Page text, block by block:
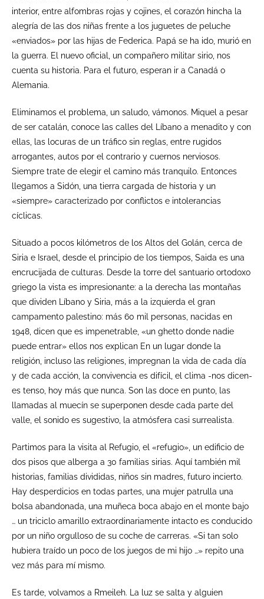
interior, entre alfombras rojas y cojines, el corazón hincha la
alegría de las dos niñas frente a los juguetes de peluche
«enviados» por las hijas de Federica. Papá se ha ido, murió en
la guerra. El nuevo oficial, un compañero militar sirio, nos
cuenta su historia. Para el futuro, esperan ir a Canadá o
Alemania.
Eliminamos el problema, un saludo, vámonos. Miquel a pesar
de ser catalán, conoce las calles del Líbano a menadito y con
ellas, las locuras de un tráfico sin reglas, entre rugidos
arrogantes, autos por el contrario y cuernos nerviosos.
Siempre trate de elegir el camino más tranquilo. Entonces
llegamos a Sidón, una tierra cargada de historia y un
«siempre» caracterizado por conflictos e intolerancias
cíclicas.
Situado a pocos kilómetros de los Altos del Golán, cerca de
Siria e Israel, desde el principio de los tiempos, Saida es una
encrucijada de culturas. Desde la torre del santuario ortodoxo
griego la vista es impresionante: a la derecha las montañas
que dividen Líbano y Siria, más a la izquierda el gran
campamento palestino: más 60 mil personas, nacidas en
1948, dicen que es impenetrable, «un ghetto donde nadie
puede entrar» ellos nos explican En un lugar donde la
religión, incluso las religiones, impregnan la vida de cada día
y de cada acción, la convivencia es difícil, el clima -nos dicen-
es tenso, hoy más que nunca. Son las doce en punto, las
llamadas al muecín se superponen desde cada parte del
valle, el sonido es sugestivo, la atmósfera casi surrealista.
Partimos para la visita al Refugio, el «refugio», un edificio de
dos pisos que alberga a 30 familias sirias. Aquí también mil
historias, familias divididas, niños sin madres, futuro incierto.
Hay desperdicios en todas partes, una mujer patrulla una
bolsa abandonada, una muñeca boca abajo en el monte bajo
… un triciclo amarillo extraordinariamente intacto es conducido
por un niño orgulloso de su coche de carreras. «Si tan solo
hubiera traído un poco de los juegos de mi hijo …» repito una
vez más para mí mismo.
Es tarde, volvamos a Rmeileh. La luz se salta y alguien